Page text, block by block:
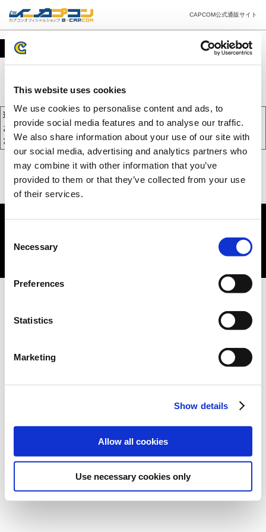
This website uses cookies
We use cookies to personalise content and ads, to
provide social media features and to analyse our traffic.
We also share information about your use of our site with
our social media, advertising and analytics partners who
may combine it with other information that you’ve
provided to them or that they’ve collected from your use
of their services.
Selection
Necessary
Preferences
Statistics
Marketing
Show details
Allow all cookies
Use necessary cookies only
CAPCOM公式通販サイト
カート
現在、カートには商品が入っておりません。
お買い物を続けるには下の 「お買い物を続ける」 をクリックしてく
ださい。